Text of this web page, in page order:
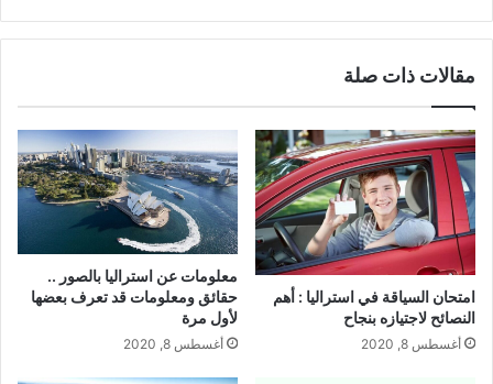
مقالات ذات صلة
امتحان السياقة في استراليا : أهم
النصائح لاجتيازه بنجاح
أغسطس 8, 2020
معلومات عن استراليا بالصور ..
حقائق ومعلومات قد تعرف بعضها
لأول مرة
أغسطس 8, 2020